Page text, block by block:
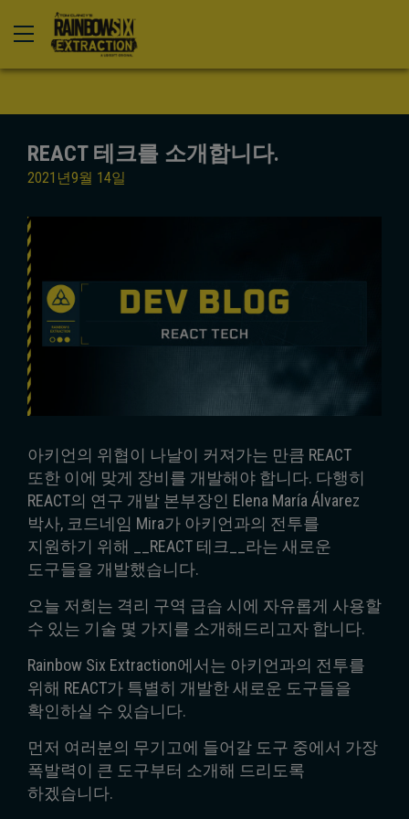
2021년9월 14일
REACT 테크를 소개합니다.
아키언의 위협이 나날이 커져가는 만큼 REACT
또한 이에 맞게 장비를 개발해야 합니다. 다행히
REACT의 연구 개발 본부장인 Elena María Álvarez
박사, 코드네임 Mira가 아키언과의 전투를
지원하기 위해 __REACT 테크__라는 새로운
도구들을 개발했습니다.
오늘 저희는 격리 구역 급습 시에 자유롭게 사용할
수 있는 기술 몇 가지를 소개해드리고자 합니다.
Rainbow Six Extraction에서는 아키언과의 전투를
위해 REACT가 특별히 개발한 새로운 도구들을
확인하실 수 있습니다.
먼저 여러분의 무기고에 들어갈 도구 중에서 가장
폭발력이 큰 도구부터 소개해 드리도록
하겠습니다.